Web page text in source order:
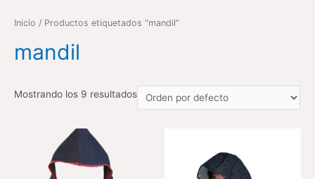
Inicio / Productos etiquetados “mandil”
mandil
Mostrando los 9 resultados